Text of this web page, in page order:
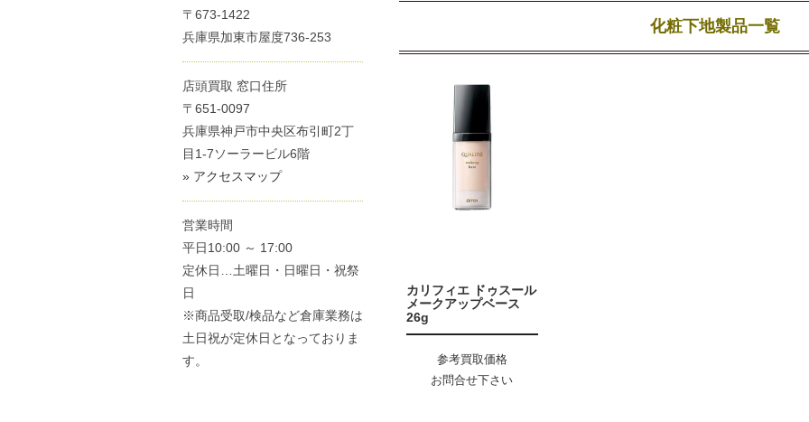
化粧下地製品一覧
カリフィエ ドゥスール
メークアップベース
26g
参考買取価格
お問合せ下さい
〒673-1422
兵庫県加東市屋度736-253
店頭買取 窓口住所
〒651-0097
兵庫県神戸市中央区布引町2丁
目1-7ソーラービル6階
» アクセスマップ
営業時間
平日10:00 ～ 17:00
定休日…土曜日・日曜日・祝祭
日
※商品受取/検品など倉庫業務は
土日祝が定休日となっておりま
す。